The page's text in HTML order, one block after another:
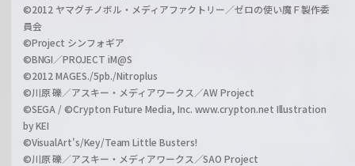
©2012 ヤマグチノボル・メディアファクトリー／ゼロの使い魔Ｆ製作委
員会
©Project シンフォギア
©BNGI／PROJECT iM@S
©2012 MAGES./5pb./Nitroplus
©川原 礫／アスキー・メディアワークス／AW Project
©SEGA / ©Crypton Future Media, Inc. www.crypton.net Illustration
by KEI
©VisualArt's/Key/Team Little Busters!
©川原 礫／アスキー・メディアワークス／SAO Project